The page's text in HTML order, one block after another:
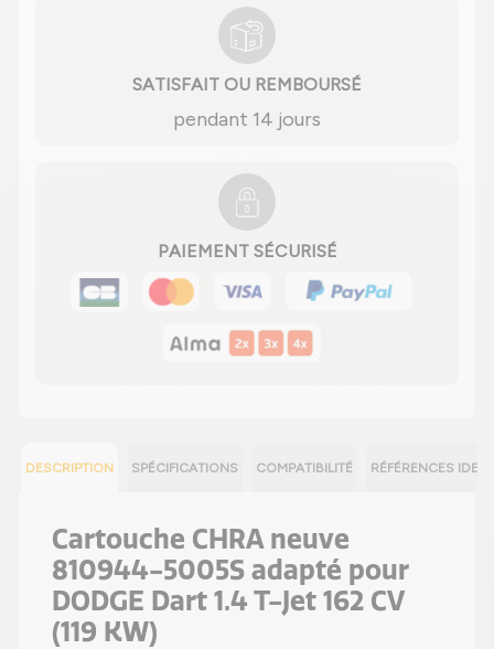
SATISFAIT OU REMBOURSÉ
pendant 14 jours
PAIEMENT SÉCURISÉ
DESCRIPTION SPÉCIFICATIONS COMPATIBILITÉ RÉFÉRENCES
Cartouche CHRA neuve
810944-5005S adapté pour
DODGE Dart 1.4 T-Jet 162 CV
(119 KW)